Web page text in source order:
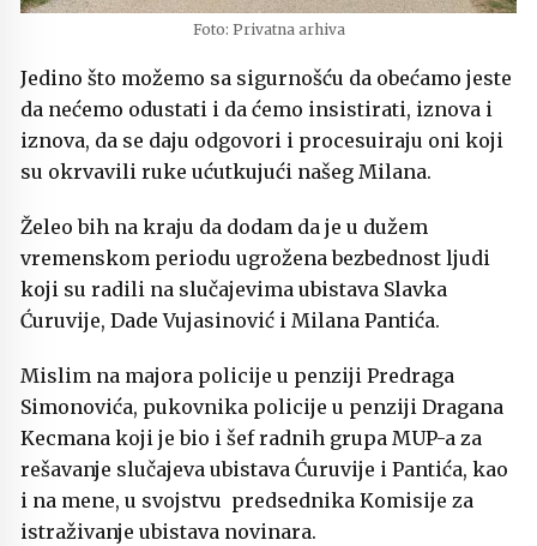
Foto: Privatna arhiva
Jedino što možemo sa sigurnošću da obećamo jeste
da nećemo odustati i da ćemo insistirati, iznova i
iznova, da se daju odgovori i procesuiraju oni koji
su okrvavili ruke ućutkujući našeg Milana.
Želeo bih na kraju da dodam da je u dužem
vremenskom periodu ugrožena bezbednost ljudi
koji su radili na slučajevima ubistava Slavka
Ćuruvije, Dade Vujasinović i Milana Pantića.
Mislim na majora policije u penziji Predraga
Simonovića, pukovnika policije u penziji Dragana
Kecmana koji je bio i šef radnih grupa MUP-a za
rešavanje slučajeva ubistava Ćuruvije i Pantića, kao
i na mene, u svojstvu predsednika Komisije za
istraživanje ubistava novinara.